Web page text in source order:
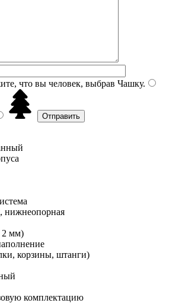
что вы человек, выбрав Чашку.
нижнеопорная
мм)
корзины, штанги)
комплектацию